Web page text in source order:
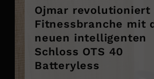
Ojmar revolutioniert
Fitnessbranche mit
neuen intelligenten
Schloss OTS 40
Batteryless